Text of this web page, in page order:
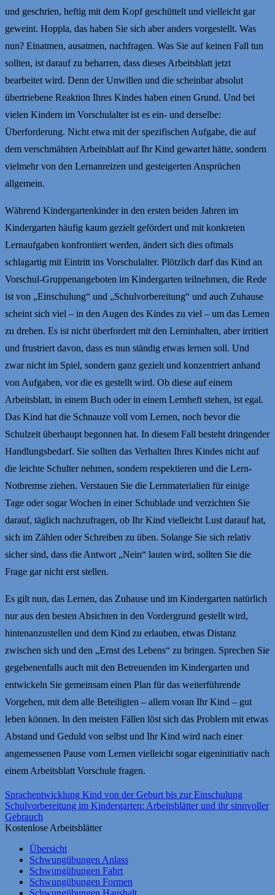
und geschrien, heftig mit dem Kopf geschüttelt und vielleicht gar
geweint. Hoppla, das haben Sie sich aber anders vorgestellt. Was
nun? Einatmen, ausatmen, nachfragen. Was Sie auf keinen Fall tun
sollten, ist darauf zu beharren, dass dieses Arbeitsblatt jetzt
bearbeitet wird. Denn der Unwillen und die scheinbar absolut
übertriebene Reaktion Ihres Kindes haben einen Grund. Und bei
vielen Kindern im Vorschulalter ist es ein- und derselbe:
Überforderung. Nicht etwa mit der spezifischen Aufgabe, die auf
dem verschmähten Arbeitsblatt auf Ihr Kind gewartet hätte, sondern
vielmehr von den Lernanreizen und gesteigerten Ansprüchen
allgemein.
Während Kindergartenkinder in den ersten beiden Jahren im
Kindergarten häufig kaum gezielt gefördert und mit konkreten
Lernaufgaben konfrontiert werden, ändert sich dies oftmals
schlagartig mit Eintritt ins Vorschulalter. Plötzlich darf das Kind an
Vorschul-Gruppenangeboten im Kindergarten teilnehmen, die Rede
ist von „Einschulung“ und „Schulvorbereitung“ und auch Zuhause
scheint sich viel – in den Augen des Kindes zu viel – um das Lernen
zu drehen. Es ist nicht überfordert mit den Lerninhalten, aber irritiert
und frustriert davon, dass es nun ständig etwas lernen soll. Und
zwar nicht im Spiel, sondern ganz gezielt und konzentriert anhand
von Aufgaben, vor die es gestellt wird. Ob diese auf einem
Arbeitsblatt, in einem Buch oder in einem Lernheft stehen, ist egal.
Das Kind hat die Schnauze voll vom Lernen, noch bevor die
Schulzeit überhaupt begonnen hat. In diesem Fall besteht dringender
Handlungsbedarf. Sie sollten das Verhalten Ihres Kindes nicht auf
die leichte Schulter nehmen, sondern respektieren und die Lern-
Notbremse ziehen. Verstauen Sie die Lernmaterialien für einige
Tage oder sogar Wochen in einer Schublade und verzichten Sie
darauf, täglich nachzufragen, ob Ihr Kind vielleicht Lust darauf hat,
sich im Zählen oder Schreiben zu üben. Solange Sie sich relativ
sicher sind, dass die Antwort „Nein“ lauten wird, sollten Sie die
Frage gar nicht erst stellen.
Es gilt nun, das Lernen, das Zuhause und im Kindergarten natürlich
nur aus den besten Absichten in den Vordergrund gestellt wird,
hintenanzustellen und dem Kind zu erlauben, etwas Distanz
zwischen sich und den „Ernst des Lebens“ zu bringen. Sprechen Sie
gegebenenfalls auch mit den Betreuenden im Kindergarten und
entwickeln Sie gemeinsam einen Plan für das weiterführende
Vorgehen, mit dem alle Beteiligten – allem voran Ihr Kind – gut
leben können. In den meisten Fällen löst sich das Problem mit etwas
Abstand und Geduld von selbst und Ihr Kind wird nach einer
angemessenen Pause vom Lernen vielleicht sogar eigeninitiativ nach
einem Arbeitsblatt Vorschule fragen.
Sprachentwicklung Kind von der Geburt bis zur Einschulung
Schulvorbereitung im Kindergarten: Arbeitsblätter und ihr sinnvoller
Gebrauch
Kostenlose Arbeitsblätter
Übersicht
Schwungübungen Anlass
Schwungübungen Fahrt
Schwungübungen Formen
Schwungübungen Haushalt